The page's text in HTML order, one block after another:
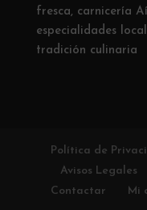
fresca, carnicería
especialidades
tradición culinaria
Política de
Avisos Legales
Contactar
Mi